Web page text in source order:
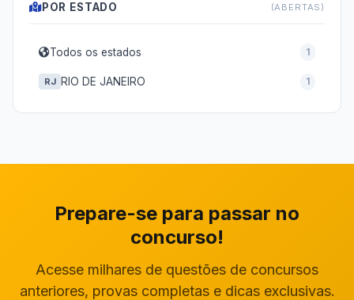
POR ESTADO (ABERTAS)
Todos os estados 1
RJ RIO DE JANEIRO 1
Prepare-se para passar no
concurso!
Acesse milhares de questões de concursos
anteriores, provas completas e dicas exclusivas.